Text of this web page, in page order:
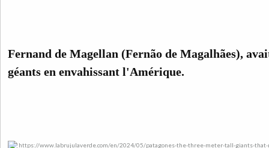
Fernand de Magellan (Fernão de Magalhães),
géants en envahissant l'Amérique.